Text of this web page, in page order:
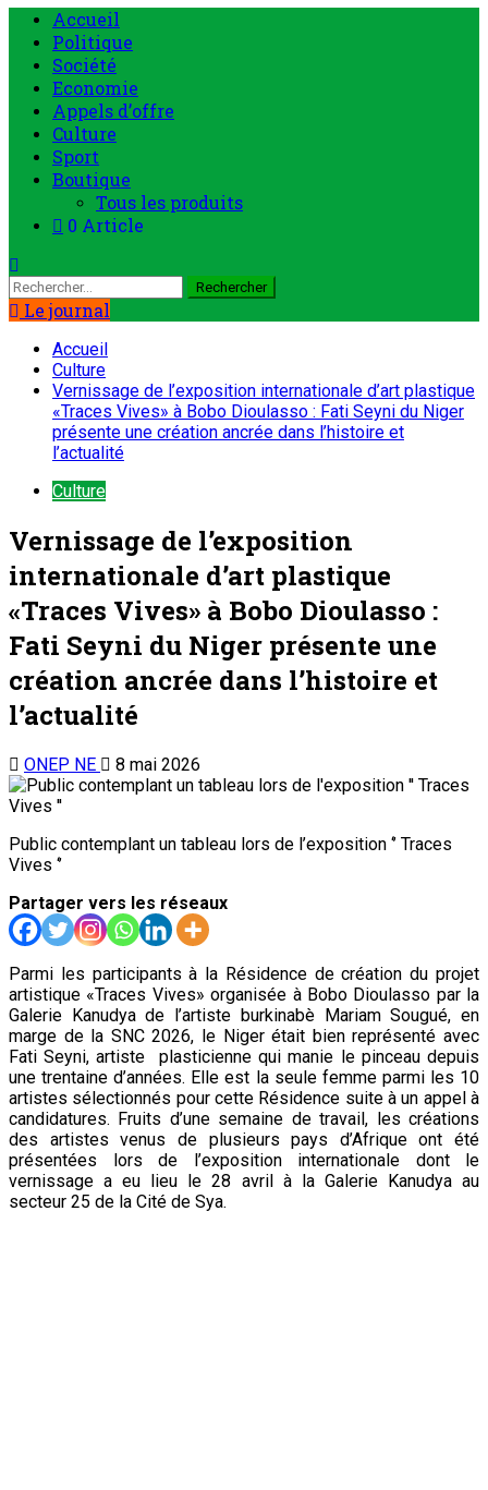
Menu
principal
Accueil
Politique
Société
Economie
Appels d’offre
Culture
Sport
Boutique
Tous les produits
0 Article
Rechercher :
Le journal
Accueil
Culture
Vernissage de l’exposition internationale d’art plastique
«Traces Vives» à Bobo Dioulasso : Fati Seyni du Niger
présente une création ancrée dans l’histoire et
l’actualité
Culture
Vernissage de l’exposition
internationale d’art plastique
«Traces Vives» à Bobo Dioulasso :
Fati Seyni du Niger présente une
création ancrée dans l’histoire et
l’actualité
ONEP NE 8 mai 2026
Public contemplant un tableau lors de l’exposition ‘’ Traces
Vives ‘’
Partager vers les réseaux
Parmi les participants à la Résidence de création du projet
artistique «Traces Vives» organisée à Bobo Dioulasso par la
Galerie Kanudya de l’artiste burkinabè Mariam Sougué, en
marge de la SNC 2026, le Niger était bien représenté avec
Fati Seyni, artiste plasticienne qui manie le pinceau depuis
une trentaine d’années. Elle est la seule femme parmi les 10
artistes sélectionnés pour cette Résidence suite à un appel à
candidatures. Fruits d’une semaine de travail, les créations
des artistes venus de plusieurs pays d’Afrique ont été
présentées lors de l’exposition internationale dont le
vernissage a eu lieu le 28 avril à la Galerie Kanudya au
secteur 25 de la Cité de Sya.